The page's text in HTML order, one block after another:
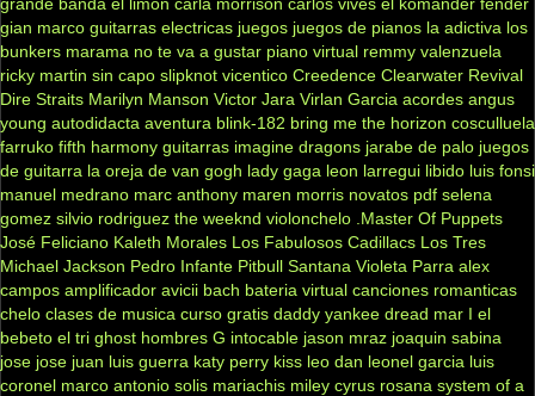
gian marco guitarras electricas juegos juegos de pianos la adictiva los
bunkers marama no te va a gustar piano virtual remmy valenzuela
ricky martin sin capo slipknot vicentico Creedence Clearwater Revival
Dire Straits Marilyn Manson Victor Jara Virlan Garcia acordes angus
young autodidacta aventura blink-182 bring me the horizon cosculluela
farruko fifth harmony guitarras imagine dragons jarabe de palo juegos
de guitarra la oreja de van gogh lady gaga leon larregui libido luis fonsi
manuel medrano marc anthony maren morris novatos pdf selena
gomez silvio rodriguez the weeknd violonchelo .Master Of Puppets
José Feliciano Kaleth Morales Los Fabulosos Cadillacs Los Tres
Michael Jackson Pedro Infante Pitbull Santana Violeta Parra alex
campos amplificador avicii bach bateria virtual canciones romanticas
chelo clases de musica curso gratis daddy yankee dread mar I el
bebeto el tri ghost hombres G intocable jason mraz joaquin sabina
jose jose juan luis guerra katy perry kiss leo dan leonel garcia luis
coronel marco antonio solis mariachis miley cyrus rosana system of a